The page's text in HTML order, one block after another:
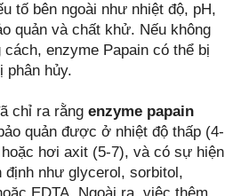
tố bên ngoài như nhiệt độ, pH,
quản và chất khử. Nếu không
enzyme Papain có thể bị
phân hủy.
chỉ ra rằng enzyme papain
quản được ở nhiệt độ thấp (4-
hơi axit (5-7), và có sự hiện
định như glycerol, sorbitol,
EDTA. Ngoài ra, việc thêm